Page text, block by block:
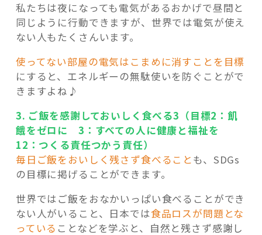
私たちは夜になっても電気があるおかげで昼間と
同じように行動できますが、世界では電気が使え
ない人もたくさんいます。
使ってない部屋の電気はこまめに消すことを目標
にすると、エネルギーの無駄使いを防ぐことがで
きますよね♪
3. ご飯を感謝しておいしく食べる3（目標2：飢
餓をゼロに 3：すべての人に健康と福祉を
12：つくる責任つかう責任）
毎日ご飯をおいしく残さず食べることも、SDGs
の目標に掲げることができます。
世界ではご飯をおなかいっぱい食べることができ
ない人がいること、日本では食品ロスが問題とな
っている ことなどを学ぶと、自然と残さず感謝し